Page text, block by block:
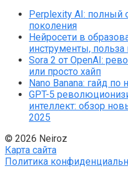
Perplexity AI: полный
поколения
Нейросети в
инструменты, польза
Sora 2 от OpenAI:
или просто хайп
Nano Banana: гайд по
GPT-5
интеллект: обзор
2025
© 2026 Neiroz
Карта сайта
Политика